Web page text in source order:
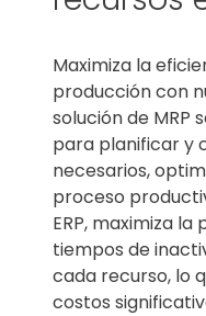
Maximiza la
producción con
solución de
para planificar y
necesarios,
proceso
ERP, maximiza
tiempos de
cada recurso, lo
costos